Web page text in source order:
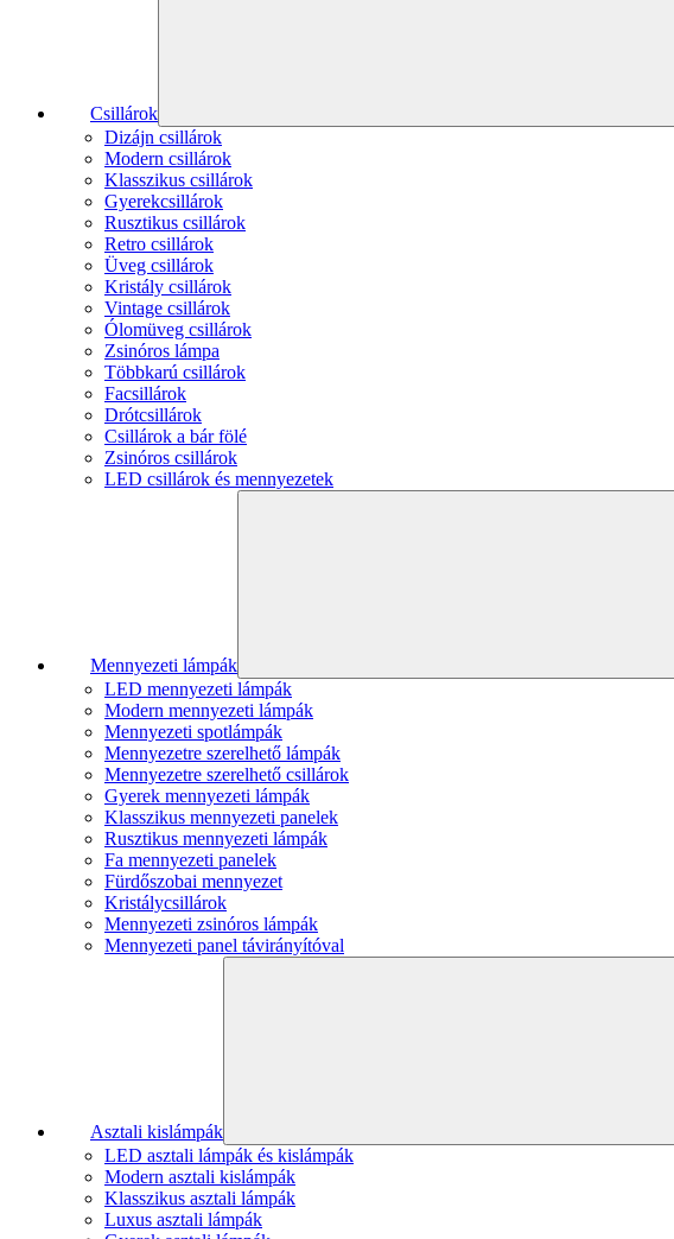
Csillárok
Dizájn csillárok
Modern csillárok
Klasszikus csillárok
Gyerekcsillárok
Rusztikus csillárok
Retro csillárok
Üveg csillárok
Kristály csillárok
Vintage csillárok
Ólomüveg csillárok
Zsinóros lámpa
Többkarú csillárok
Facsillárok
Drótcsillárok
Csillárok a bár fölé
Zsinóros csillárok
LED csillárok és mennyezetek
Mennyezeti lámpák
LED mennyezeti lámpák
Modern mennyezeti lámpák
Mennyezeti spotlámpák
Mennyezetre szerelhető lámpák
Mennyezetre szerelhető csillárok
Gyerek mennyezeti lámpák
Klasszikus mennyezeti panelek
Rusztikus mennyezeti lámpák
Fa mennyezeti panelek
Fürdőszobai mennyezet
Kristálycsillárok
Mennyezeti zsinóros lámpák
Mennyezeti panel távirányítóval
Asztali kislámpák
LED asztali lámpák és kislámpák
Modern asztali kislámpák
Klasszikus asztali lámpák
Luxus asztali lámpák